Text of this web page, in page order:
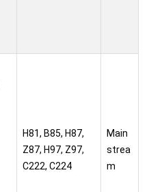
H81, B85, H87,
Z87, H97, Z97,
C222, C224
Main
strea
m